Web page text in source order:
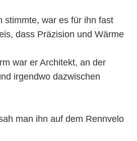
stimmte, war es für ihn fast
dass Präzision und Wärme
war er Architekt, an der
irgendwo dazwischen
man ihn auf dem Rennvelo